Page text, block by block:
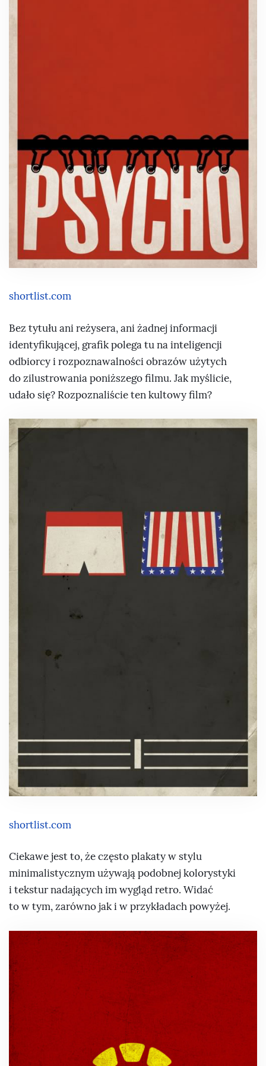
shortlist.com
Bez tytułu ani reżysera, ani żadnej informacji
identyfikującej, grafik polega tu na inteligencji
odbiorcy i rozpoznawalności obrazów użytych
do zilustrowania poniższego filmu. Jak myślicie,
udało się? Rozpoznaliście ten kultowy film?
shortlist.com
Ciekawe jest to, że często plakaty w stylu
minimalistycznym używają podobnej kolorystyki
i tekstur nadających im wygląd retro. Widać
to w tym, zarówno jak i w przykładach powyżej.